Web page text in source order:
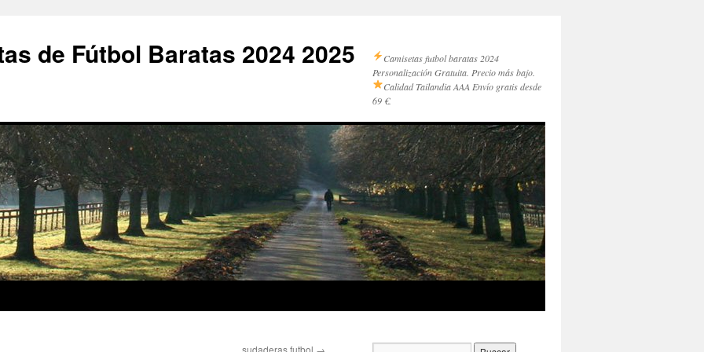
de Fútbol Baratas 2024 2025
Camisetas futbol baratas 2024
Personalización Gratuita. Precio más bajo.
Calidad Tailandia AAA Envío gratis desde
69 €.
sudaderas futbol →